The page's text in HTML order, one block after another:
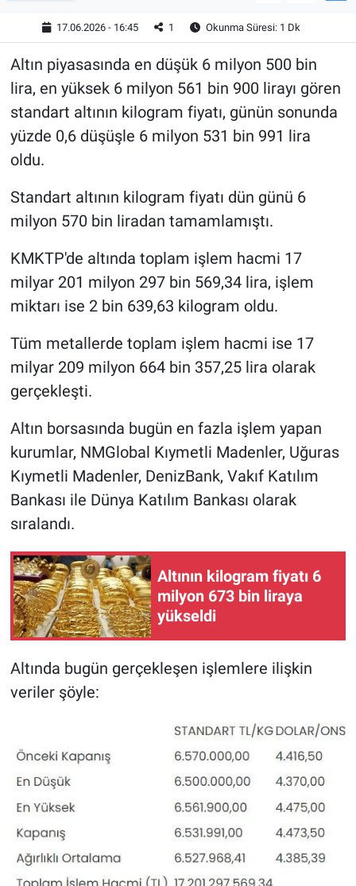
17.06.2026 - 16:45 1 Okunma Süresi: 1 Dk
Altın piyasasında en düşük 6 milyon 500 bin
lira, en yüksek 6 milyon 561 bin 900 lirayı gören
standart altının kilogram fiyatı, günün sonunda
yüzde 0,6 düşüşle 6 milyon 531 bin 991 lira
oldu.
Standart altının kilogram fiyatı dün günü 6
milyon 570 bin liradan tamamlamıştı.
KMKTP'de altında toplam işlem hacmi 17
milyar 201 milyon 297 bin 569,34 lira, işlem
miktarı ise 2 bin 639,63 kilogram oldu.
Tüm metallerde toplam işlem hacmi ise 17
milyar 209 milyon 664 bin 357,25 lira olarak
gerçekleşti.
Altın borsasında bugün en fazla işlem yapan
kurumlar, NMGlobal Kıymetli Madenler, Uğuras
Kıymetli Madenler, DenizBank, Vakıf Katılım
Bankası ile Dünya Katılım Bankası olarak
sıralandı.
Altının kilogram fiyatı 6
milyon 673 bin liraya
yükseldi
Altında bugün gerçekleşen işlemlere ilişkin
veriler şöyle: